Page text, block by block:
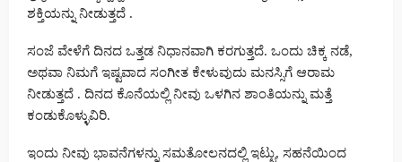
ಶಕ್ತಿಯನ್ನು ನೀಡುತ್ತದೆ .
ಸಂಜೆ ವೇಳೆಗೆ ದಿನದ ಒತ್ತಡ ನಿಧಾನವಾಗಿ ಕರಗುತ್ತದೆ. ಒಂದು ಚಿಕ್ಕ ನಡೆ,
ಅಥವಾ ನಿಮಗೆ ಇಷ್ಟವಾದ ಸಂಗೀತ ಕೇಳುವುದು ಮನಸ್ಸಿಗೆ ಆರಾಮ
ನೀಡುತ್ತದೆ . ದಿನದ ಕೊನೆಯಲ್ಲಿ ನೀವು ಒಳಗಿನ ಶಾಂತಿಯನ್ನು ಮತ್ತೆ
ಕಂಡುಕೊಳ್ಳುವಿರಿ.
ಇಂದು ನೀವು ಭಾವನೆಗಳನ್ನು ಸಮತೋಲನದಲ್ಲಿ ಇಟ್ಟು, ಸಹನೆಯಿಂದ